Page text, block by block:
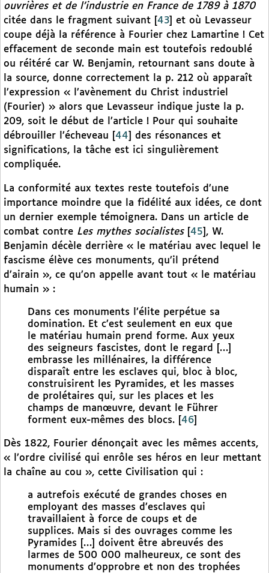
ouvrières et de l’industrie en France de 1789 à 1870
citée dans le fragment suivant
43
et où Levasseur
coupe déjà la référence à Fourier chez Lamartine ! Cet
effacement de seconde main est toutefois redoublé
ou réitéré car W. Benjamin, retournant sans doute à
la source, donne correctement la p. 212 où apparaît
l’expression « l’avènement du Christ industriel
(Fourier) » alors que Levasseur indique juste la p.
209, soit le début de l’article ! Pour qui souhaite
débrouiller l’écheveau
44
des résonances et
significations, la tâche est ici singulièrement
compliquée.
La conformité aux textes reste toutefois d’une
importance moindre que la fidélité aux idées, ce dont
un dernier exemple témoignera. Dans un article de
combat contre Les mythes socialistes[ 45 , W.
Benjamin décèle derrière « le matériau avec lequel le
fascisme élève ces monuments, qu’il prétend
d’airain », ce qu’on appelle avant tout « le matériau
humain » :
Dans ces monuments l’élite perpétue sa
domination. Et c’est seulement en eux que
le matériau humain prend forme. Aux yeux
des seigneurs fascistes, dont le regard […]
embrasse les millénaires, la différence
disparaît entre les esclaves qui, bloc à bloc,
construisirent les Pyramides, et les masses
de prolétaires qui, sur les places et les
champs de manœuvre, devant le Führer
forment eux-mêmes des blocs.
46
Dès 1822, Fourier dénonçait avec les mêmes accents,
« l’ordre civilisé qui enrôle ses héros en leur mettant
la chaîne au cou », cette Civilisation qui :
a autrefois exécuté de grandes choses en
employant des masses d’esclaves qui
travaillaient à force de coups et de
supplices. Mais si des ouvrages comme les
Pyramides […] doivent être abreuvés des
larmes de 500 000 malheureux, ce sont des
monuments d’opprobre et non des trophées